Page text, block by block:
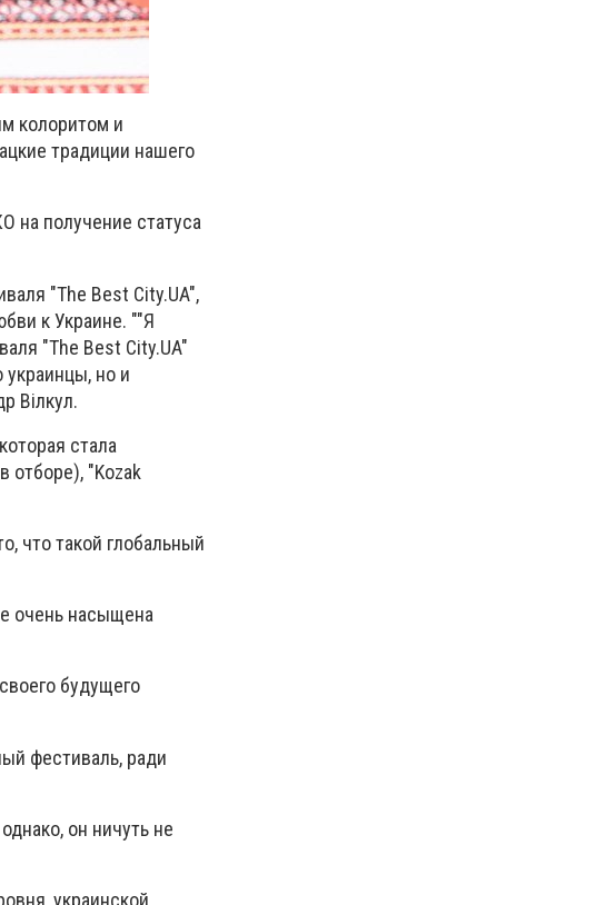
колоритом и
традиции нашего
на получение статуса
"The Best City.UA",
к Украине. ""Я
"The Best City.UA"
но и
Вілкул.
стала
отборе), "Kozak
что такой глобальный
очень насыщена
будущего
фестиваль, ради
он ничуть не
украинской